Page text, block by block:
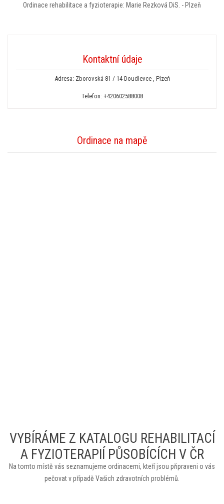
Ordinace rehabilitace a fyzioterapie: Marie Rezková DiS. - Plzeň
Kontaktní údaje
Adresa: Zborovská 81 / 14 Doudlevce , Plzeň
Telefon: +420602588008
Ordinace na mapě
VYBÍRÁME Z KATALOGU REHABILITACÍ
A FYZIOTERAPIÍ PŮSOBÍCÍCH V ČR
Na tomto místě vás seznamujeme ordinacemi, kteří jsou připraveni o vás
pečovat v případě Vašich zdravotních problémů.